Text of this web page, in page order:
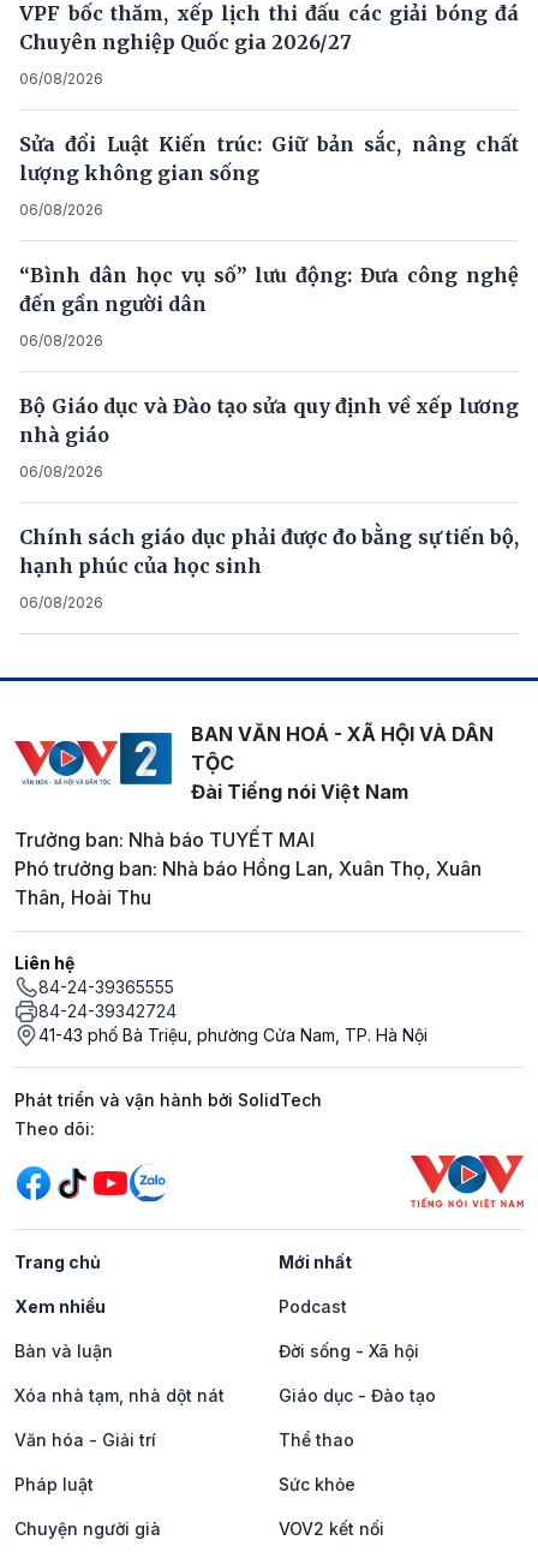
VPF bốc thăm, xếp lịch thi đấu các giải bóng đá
Chuyên nghiệp Quốc gia 2026/27
06/08/2026
Sửa đổi Luật Kiến trúc: Giữ bản sắc, nâng chất
lượng không gian sống
06/08/2026
“Bình dân học vụ số” lưu động: Đưa công nghệ
đến gần người dân
06/08/2026
Bộ Giáo dục và Đào tạo sửa quy định về xếp lương
nhà giáo
06/08/2026
Chính sách giáo dục phải được đo bằng sự tiến bộ,
hạnh phúc của học sinh
06/08/2026
BAN VĂN HOÁ - XÃ HỘI VÀ DÂN
TỘC
Đài Tiếng nói Việt Nam
Trưởng ban: Nhà báo TUYẾT MAI
Phó trưởng ban: Nhà báo Hồng Lan, Xuân Thọ, Xuân
Thân, Hoài Thu
Liên hệ
84-24-39365555
84-24-39342724
41-43 phố Bà Triệu, phường Cửa Nam, TP. Hà Nội
Phát triển và vận hành bởi SolidTech
Mạng xã hội
Theo dõi:
Trang chủ Mới nhất
Xem nhiều Podcast
Bàn và luận Đời sống - Xã hội
Xóa nhà tạm, nhà dột nát Giáo dục - Đào tạo
Văn hóa - Giải trí Thể thao
Pháp luật Sức khỏe
Chuyện người già VOV2 kết nối